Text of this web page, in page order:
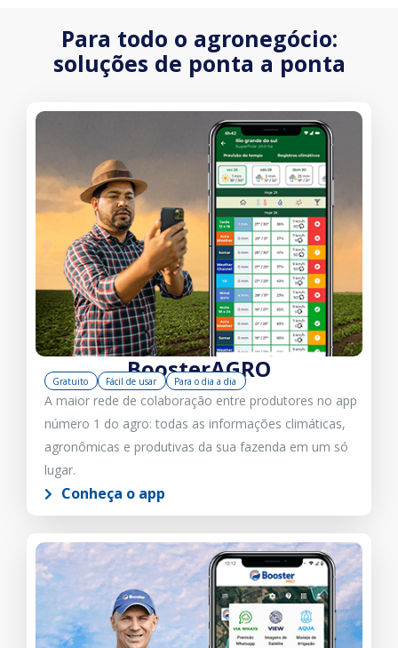
Para todo o agronegócio:
soluções de ponta a ponta
BoosterAGRO
Gratuito Fácil de usar Para o dia a dia
A maior rede de colaboração entre produtores no app
número 1 do agro: todas as informações climáticas,
agronômicas e produtivas da sua fazenda em um só
lugar.
Conheça o app